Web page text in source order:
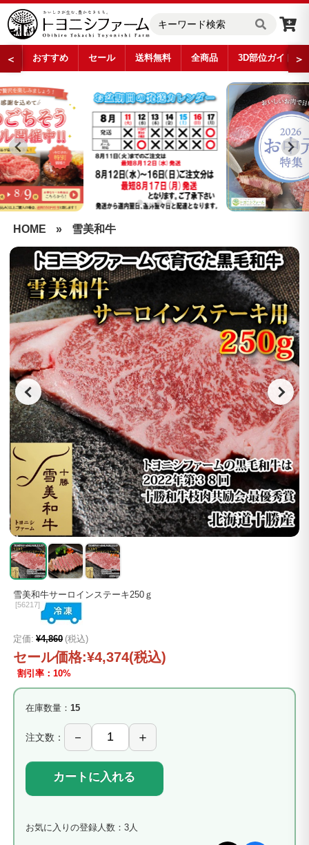
＜ おすすめ セール 送料無料 全商品 3D部位ガイド ＞
HOME » 雪美和牛
雪美和牛サーロインステーキ250ｇ
[56217]
定価: ¥4,860 (税込)
セール価格:¥4,374(税込)
割引率：10%
在庫数量： 15
注文数：
カートに入れる
お気に入りの登録人数：3人